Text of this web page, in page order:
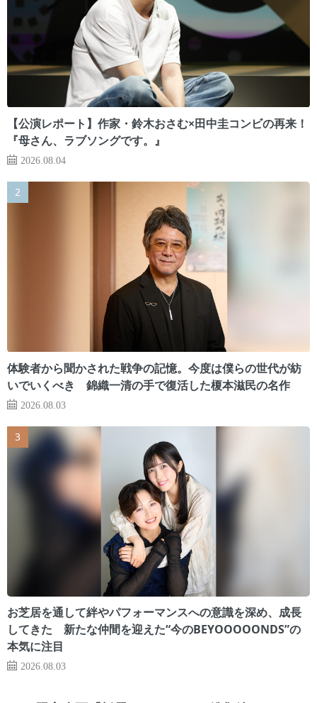
【公演レポート】作家・鈴木おさむ×田中圭コンビの再来！
『母さん、ラブソングです。』
2026.08.04
体験者から聞かされた戦争の記憶。今度は僕らの世代が紡
いでいくべき 錦織一清の手で復活した榎本滋民の名作
2026.08.03
お芝居を通して絆やパフォーマンスへの意識を深め、成長
してきた 新たな仲間を迎えた“今のBEYOOOOONDS”の
本気に注目
2026.08.03